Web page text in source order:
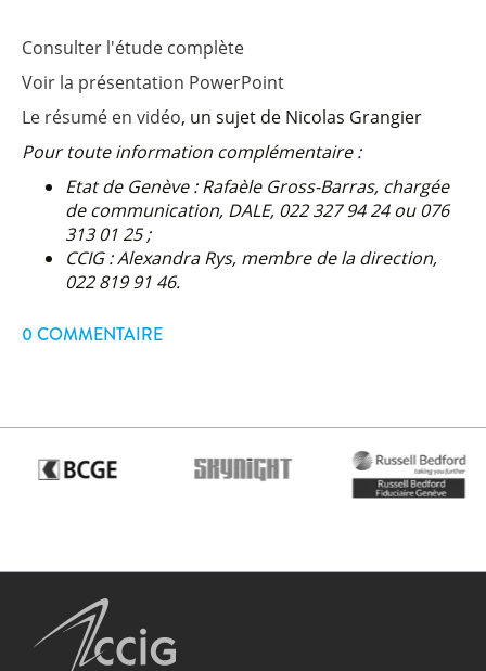
Consulter l'étude complète
Voir la présentation PowerPoint
Le résumé en vidéo, un sujet de Nicolas Grangier
Pour toute information complémentaire :
Etat de Genève : Rafaèle Gross-Barras, chargée
de communication, DALE, 022 327 94 24 ou 076
313 01 25 ;
CCIG : Alexandra Rys, membre de la direction,
022 819 91 46.
0 COMMENTAIRE